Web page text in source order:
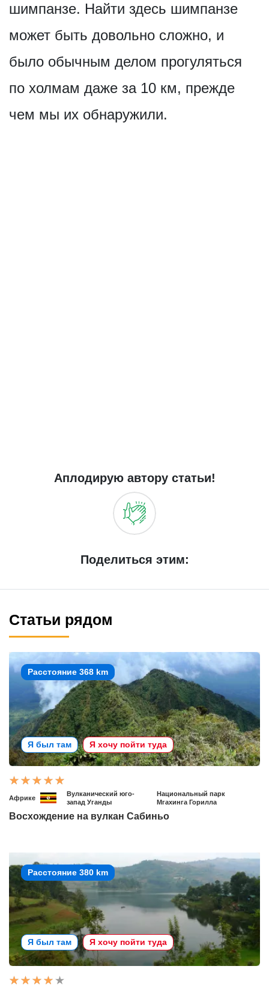
шимпанзе. Найти здесь шимпанзе
может быть довольно сложно, и
было обычным делом прогуляться
по холмам даже за 10 км, прежде
чем мы их обнаружили.
Аплодирую автору статьи!
Поделиться этим:
Статьи рядом
Расстояние 368 km
Я был там Я хочу пойти туда
Африке
Вулканический юго-
запад Уганды
Национальный парк
Мгахинга Горилла
Восхождение на вулкан Сабиньо
Расстояние 380 km
Я был там Я хочу пойти туда